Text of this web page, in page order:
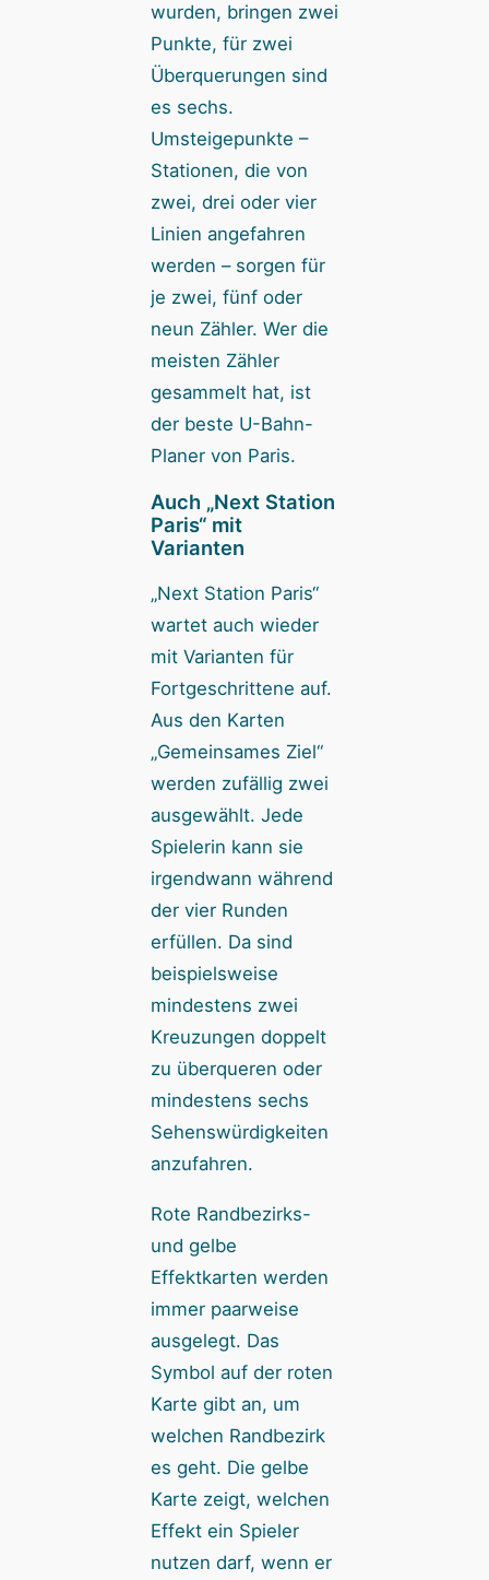
wurden, bringen zwei
Punkte, für zwei
Überquerungen sind
es sechs.
Umsteigepunkte –
Stationen, die von
zwei, drei oder vier
Linien angefahren
werden – sorgen für
je zwei, fünf oder
neun Zähler. Wer die
meisten Zähler
gesammelt hat, ist
der beste U-Bahn-
Planer von Paris.
Auch „Next Station
Paris“ mit
Varianten
„Next Station Paris“
wartet auch wieder
mit Varianten für
Fortgeschrittene auf.
Aus den Karten
„Gemeinsames Ziel“
werden zufällig zwei
ausgewählt. Jede
Spielerin kann sie
irgendwann während
der vier Runden
erfüllen. Da sind
beispielsweise
mindestens zwei
Kreuzungen doppelt
zu überqueren oder
mindestens sechs
Sehenswürdigkeiten
anzufahren.
Rote Randbezirks-
und gelbe
Effektkarten werden
immer paarweise
ausgelegt. Das
Symbol auf der roten
Karte gibt an, um
welchen Randbezirk
es geht. Die gelbe
Karte zeigt, welchen
Effekt ein Spieler
nutzen darf, wenn er